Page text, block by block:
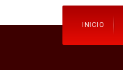
INICIO